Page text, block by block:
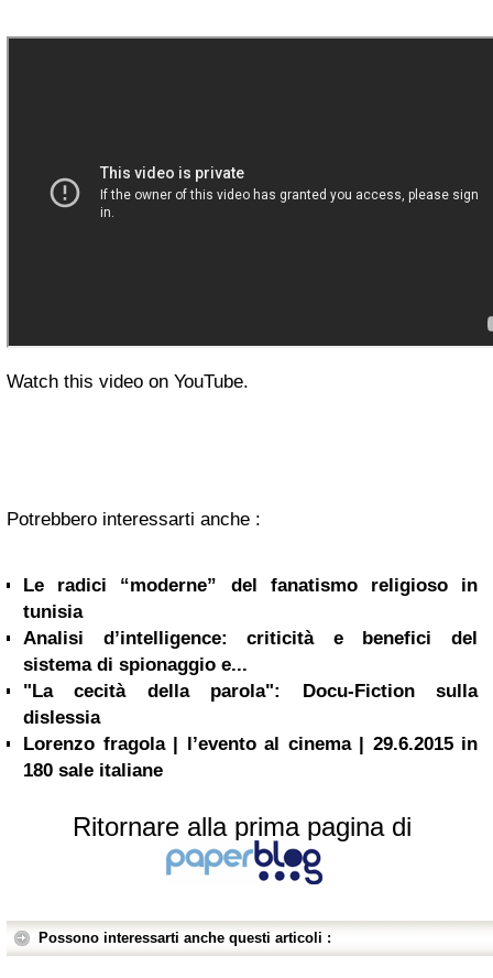
Watch this video on YouTube.
Potrebbero interessarti anche :
Le radici “moderne” del fanatismo religioso in
tunisia
Analisi d’intelligence: criticità e benefici del
sistema di spionaggio e...
"La cecità della parola": Docu-Fiction sulla
dislessia
Lorenzo fragola | l’evento al cinema | 29.6.2015 in
180 sale italiane
Ritornare alla prima pagina di
Possono interessarti anche questi articoli :